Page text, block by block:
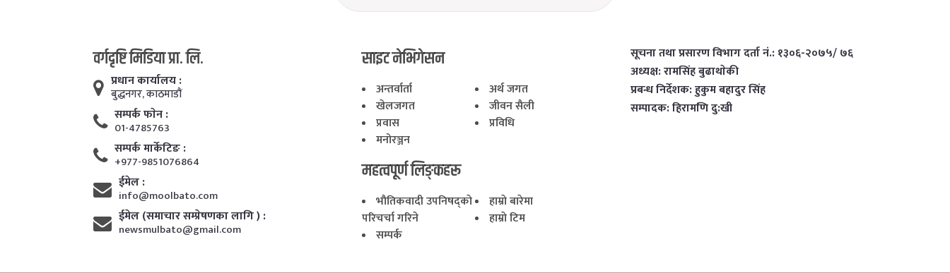
वर्गदृष्टि मिडिया प्रा. लि.
प्रधान कार्यालय :
बुद्धनगर, काठमाडाैं
सम्पर्क फाेन :
01-4785763
सम्पर्क मार्केटिङ :
+977-9851076864
ईमेल :
info@moolbato.com
ईमेल (समाचार सम्प्रेषणका लागि ) :
newsmulbato@gmail.com
साइट नेभिगेसन
अन्तर्वार्ता
अर्थ जगत
खेलजगत
जीवन सैली
प्रवास
प्रविधि
मनोरञ्जन
महत्वपूर्ण लिङ्कहरू
भाैतिकवादी उपनिषद्काे
परिचर्चा गरिने
हाम्राे बारेमा
हाम्राे टिम
सम्पर्क
सूचना तथा प्रसारण विभाग दर्ता नं.: १३०६-२०७५/ ७६
अध्यक्ष: रामसिंह बुढाथाेकी
प्रबन्ध निर्देशक: हुकुम बहादुर सिंह
सम्पादक: हिरामणि दु:खी